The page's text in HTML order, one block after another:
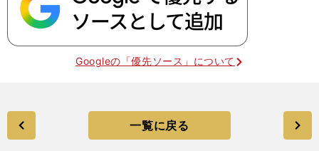
Googleの「優先ソース」について
一覧に戻る